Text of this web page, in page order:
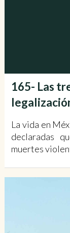
165- Las
La vida en
declaradas
muertes